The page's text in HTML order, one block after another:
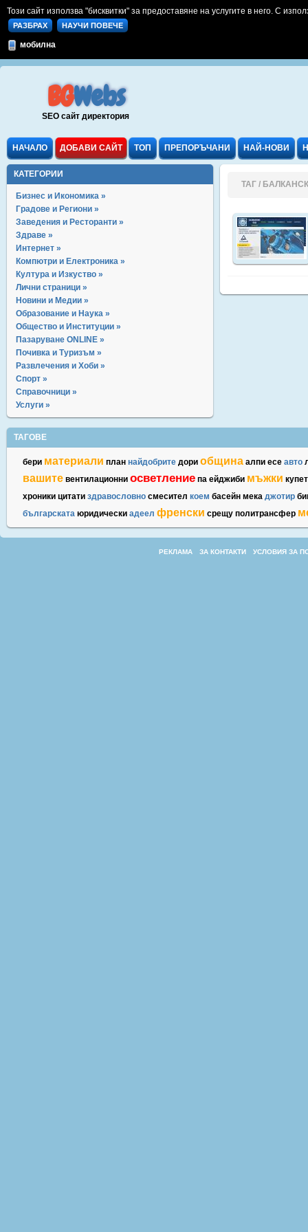
Този сайт използва "бисквитки" за предоставяне на услугите в него. С
РАЗБРАХ НАУЧИ ПОВЕЧЕ
мобилна
BGWebs
SEO сайт директория
НАЧАЛО ДОБАВИ САЙТ ТОП ПРЕПОРЪЧАНИ НАЙ-НОВИ
КАТЕГОРИИ
Бизнес и Икономика »
Градове и Региони »
Заведения и Ресторанти »
Здраве »
Интернет »
Компютри и Електроника »
Култура и Изкуство »
Лични страници »
Новини и Медии »
Образование и Наука »
Общество и Институции »
Пазаруване ONLINE »
Почивка и Туризъм »
Развлечения и Хоби »
Спорт »
Справочници »
Услуги »
ТАГ /
ТАГОВЕ
бери материали план найдобрите дори община алпи есе авто
вашите вентилационни осветление па ейджиби мъжки
хроники цитати здравословно смесител коем басейн мека джотир
българската юридически адеел френски срещу политрансфер
РЕКЛАМА ЗА КОНТАКТИ УСЛОВИЯ ЗА